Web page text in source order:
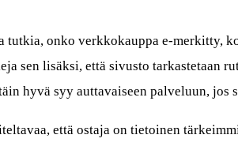
tutkia, onko verkkokauppa e-merkitty,
sen lisäksi, että sivusto tarkastetaan
hyvä syy auttavaiseen palveluun,
että ostaja on tietoinen